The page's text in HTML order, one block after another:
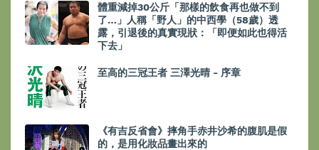
體重減掉30公斤「那樣的飲食再也做不到
了…」人稱「野人」的中西學（58歲）透
露，引退後的真實現狀：「即便如此也得活
下去」
至高的三冠王者 三澤光晴 - 序章
《有吉反省會》摔角手赤井沙希的腹肌是假
的，是用化妝品畫出來的